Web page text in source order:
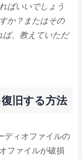
ばいいでしょう
か？またはその
ば、教えていただ
旧する方法
ディオファイルの
ファイルが破損